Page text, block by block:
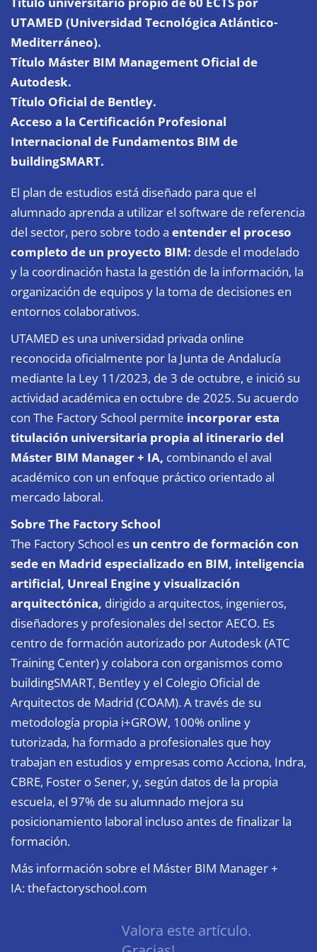
UTAMED (Universidad Tecnológica Atlántico-
Mediterráneo).
Título Máster BIM Management Oficial de
Autodesk.
Título Oficial de Bentley.
Acceso a la Certificación Profesional
Internacional de Fundamentos BIM de
buildingSMART.
El plan de estudios está diseñado para que el
alumnado aprenda a utilizar el software de referencia
del sector, pero sobre todo a entender el proceso
completo de un proyecto BIM: desde el modelado
y la coordinación hasta la gestión de la información, la
organización de equipos y la toma de decisiones en
entornos colaborativos.
UTAMED es una universidad privada online
reconocida oficialmente por la Junta de Andalucía
mediante la Ley 11/2023, de 3 de octubre, e inició su
actividad académica en octubre de 2025. Su acuerdo
con The Factory School permite incorporar esta
titulación universitaria propia al itinerario del
Máster BIM Manager + IA, combinando el aval
académico con un enfoque práctico orientado al
mercado laboral.
Sobre The Factory School
The Factory School es un centro de formación con
sede en Madrid especializado en BIM, inteligencia
artificial, Unreal Engine y visualización
arquitectónica, dirigido a arquitectos, ingenieros,
diseñadores y profesionales del sector AECO. Es
centro de formación autorizado por Autodesk (ATC
Training Center) y colabora con organismos como
buildingSMART, Bentley y el Colegio Oficial de
Arquitectos de Madrid (COAM). A través de su
metodología propia i+GROW, 100% online y
tutorizada, ha formado a profesionales que hoy
trabajan en estudios y empresas como Acciona, Indra,
CBRE, Foster o Sener, y, según datos de la propia
escuela, el 97% de su alumnado mejora su
posicionamiento laboral incluso antes de finalizar la
formación.
Más información sobre el Máster BIM Manager +
IA:thefactoryschool.com
Valora este artículo.